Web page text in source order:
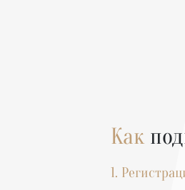
Как
1.